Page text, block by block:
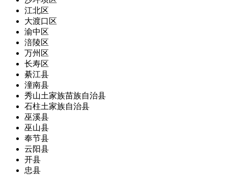
江北区
大渡口区
渝中区
涪陵区
万州区
长寿区
綦江县
潼南县
秀山土家族苗族自治县
石柱土家族自治县
巫溪县
巫山县
奉节县
云阳县
开县
忠县